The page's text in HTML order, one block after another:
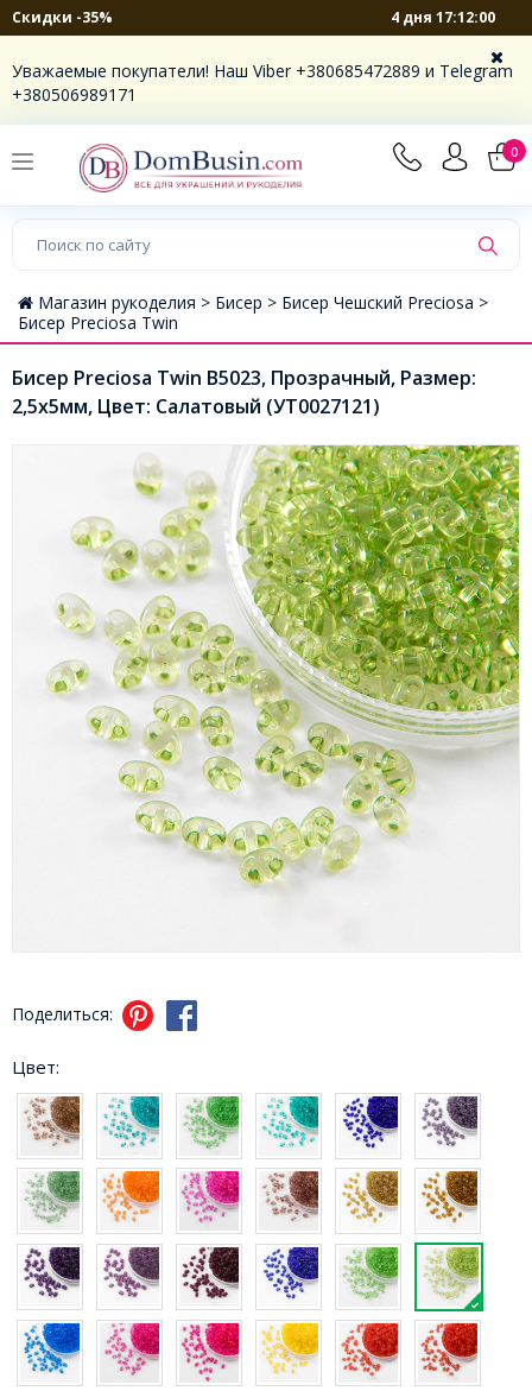
Скидки -35% 4 дня 17:12:00
Уважаемые покупатели! Наш Viber +380685472889 и Telegram
+380506989171
0
Магазин рукоделия > Бисер > Бисер Чешский Preciosa >
Бисер Preciosa Twin
Бисер Preciosa Twin В5023, Прозрачный, Размер:
2,5х5мм, Цвет: Салатовый (УТ0027121)
Поделиться:
Цвет: